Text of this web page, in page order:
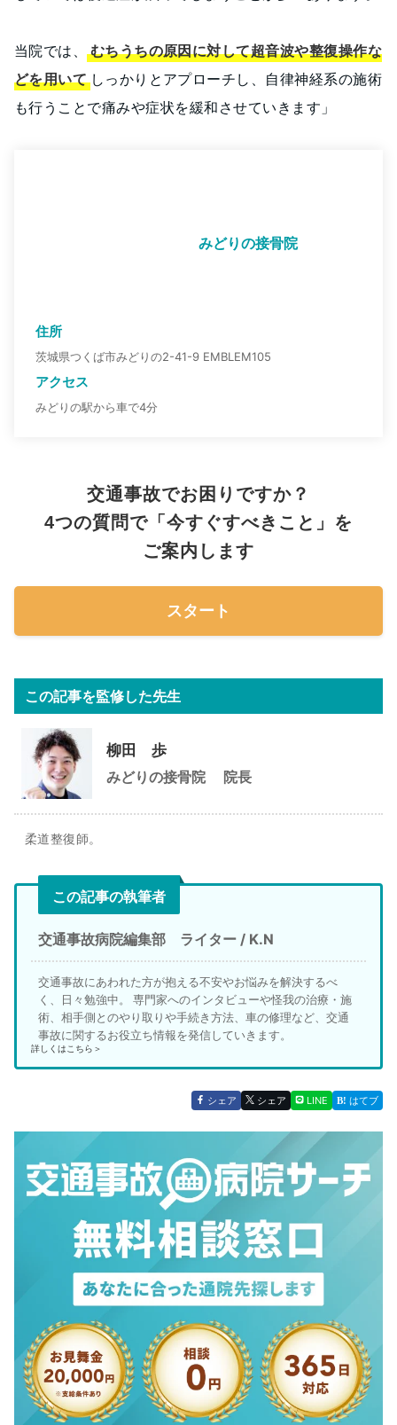
当院では、むちうちの原因に対して超音波や整復操作な
どを用いてしっかりとアプローチし、自律神経系の施術
も行うことで痛みや症状を緩和させていきます」
みどりの接骨院
住所
茨城県つくば市みどりの2-41-9 EMBLEM105
アクセス
みどりの駅から車で4分
交通事故でお困りですか？
4つの質問で「今すぐすべきこと」を
ご案内します
スタート
この記事を監修した先生
柳田 歩
みどりの接骨院
院長
柔道整復師。
この記事の執筆者
交通事故病院編集部 ライター / K.N
交通事故にあわれた方が抱える不安やお悩みを解決するべ
く、日々勉強中。 専門家へのインタビューや怪我の治療・施
術、相手側とのやり取りや手続き方法、車の修理など、交通
事故に関するお役立ち情報を発信していきます。
詳しくはこちら＞
シェア シェア LINE はてブ